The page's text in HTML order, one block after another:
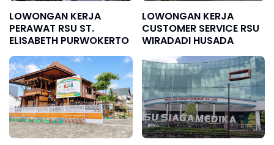
LOWONGAN KERJA
PERAWAT RSU ST.
ELISABETH PURWOKERTO
LOWONGAN KERJA
CUSTOMER SERVICE RSU
WIRADADI HUSADA